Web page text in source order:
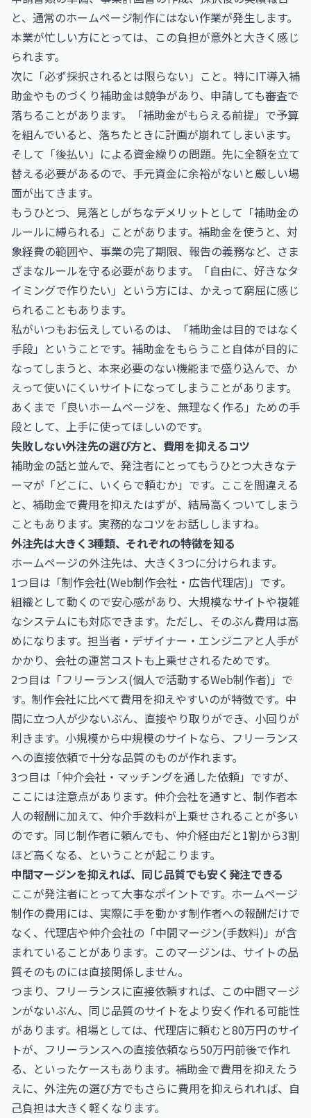
と、通常のホームページ制作にはない作業が発生します。
本業が忙しい方にとっては、この負担が意外と大きく感じ
られます。
次に「必ず採択されるとは限らない」こと。特にIT導入補
助金やものづくり補助金は競争があり、申請しても審査で
落ちることがあります。「補助金がもらえる前提」で予算
を組んでいると、落ちたときに計画が崩れてしまいます。
そして「後払い」による資金繰りの問題。先に全額を立て
替える必要があるので、手元資金に余裕がないと厳しい場
面が出てきます。
もうひとつ、見落としがちなデメリットとして「補助金の
ルールに縛られる」ことがあります。補助金を使うと、対
象経費の範囲や、事業の完了期限、報告の義務など、さま
ざまなルールを守る必要があります。「自由に、好きなタ
イミングで作りたい」という方には、かえって窮屈に感じ
られることもあります。
私がいつもお伝えしているのは、「補助金は目的ではなく
手段」ということです。補助金をもらうこと自体が目的に
なってしまうと、本来必要のない機能まで盛り込んで、か
えって使いにくいサイトになってしまうことがあります。
あくまで「良いホームページを、無理なく作る」ための手
段として、上手に使ってほしいのです。
失敗しない外注先の選び方と、費用を抑えるコツ
補助金の話と並んで、発注者にとってもうひとつ大きなテ
ーマが「どこに、いくらで頼むか」です。ここを間違える
と、補助金で費用を抑えたはずが、結局高くついてしまう
こともあります。実務的なコツをお話ししますね。
外注先は大きく3種類、それぞれの特徴を知る
ホームページの外注先は、大きく3つに分けられます。
1つ目は「制作会社(Web制作会社・広告代理店)」です。
組織として動くので安心感があり、大規模なサイトや複雑
なシステムにも対応できます。ただし、そのぶん費用は高
めになります。担当者・デザイナー・エンジニアと人手が
かかり、会社の運営コストも上乗せされるためです。
2つ目は「フリーランス(個人で活動するWeb制作者)」で
す。制作会社に比べて費用を抑えやすいのが特徴です。中
間に立つ人が少ないぶん、直接やり取りができ、小回りが
利きます。小規模から中規模のサイトなら、フリーランス
への直接依頼で十分な品質のものが作れます。
3つ目は「仲介会社・マッチングを通した依頼」ですが、
ここには注意点があります。仲介会社を通すと、制作者本
人の報酬に加えて、仲介手数料が上乗せされることが多い
のです。同じ制作者に頼んでも、仲介経由だと1割から3割
ほど高くなる、ということが起こります。
中間マージンを抑えれば、同じ品質でも安く発注できる
ここが発注者にとって大事なポイントです。ホームページ
制作の費用には、実際に手を動かす制作者への報酬だけで
なく、代理店や仲介会社の「中間マージン(手数料)」が含
まれていることがあります。このマージンは、サイトの品
質そのものには直接関係しません。
つまり、フリーランスに直接依頼すれば、この中間マージ
ンがないぶん、同じ品質のサイトをより安く作れる可能性
があります。相場としては、代理店に頼むと80万円のサイ
トが、フリーランスへの直接依頼なら50万円前後で作れ
る、といったケースもあります。補助金で費用を抑えたう
えに、外注先の選び方でもさらに費用を抑えられれば、自
己負担は大きく軽くなります。